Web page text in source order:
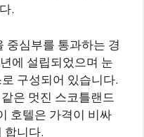
.
중심부를 통과하는 경
에 설립되었으며 눈
구성되어 있습니다.
은 멋진 스코틀랜드
호텔은 가격이 비싸
합니다.